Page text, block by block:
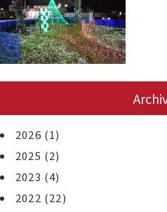
2026 (1)
2025 (2)
2023 (4)
2022 (22)